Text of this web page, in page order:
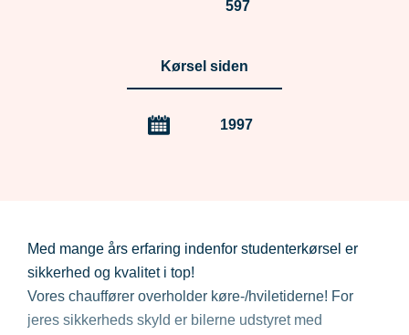
597
Kørsel siden
1997
Med mange års erfaring indenfor studenterkørsel er
sikkerhed og kvalitet i top!
Vores chauffører overholder køre-/hviletiderne! For
jeres sikkerheds skyld er bilerne udstyret med